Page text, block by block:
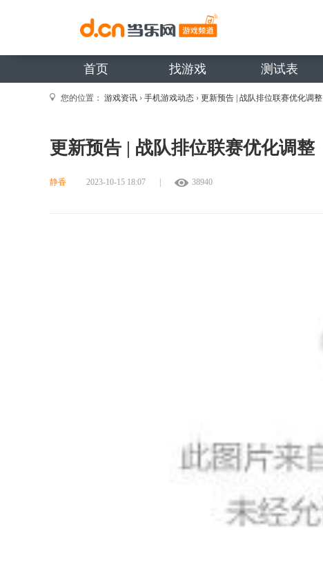
首页 找游戏 测试表
您的位置： 游戏资讯 › 手机游戏动态 › 更新预告 | 战队排位联赛优化调整
更新预告 | 战队排位联赛优化调整
静香 2023-10-15 18:07 38940